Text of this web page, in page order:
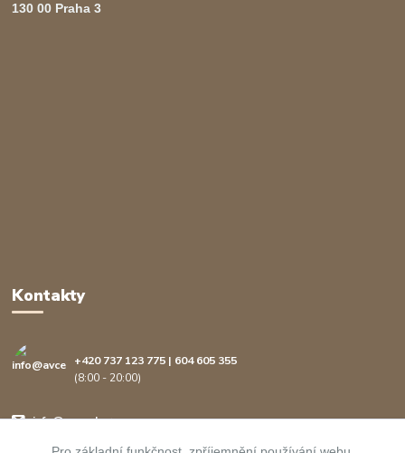
130 00 Praha 3
Kontakty
+420 737 123 775 | 604 605 355
(8:00 - 20:00)
info@avcenter.cz